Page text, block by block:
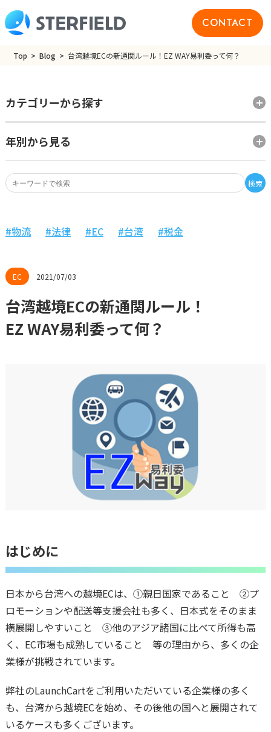
CONTACT
Top Blog 台湾越境ECの新通関ルール！EZ WAY易利委って何？
検索
カテゴリーから探す
年別から見る
2021/07/03
物流 法律 EC 台湾 税金
台湾越境ECの新通関ルール！
EZ WAY易利委って何？
はじめに
日本から台湾への越境ECは、①親日国家であること ②プ
ロモーションや配送等支援会社も多く、日本式をそのまま
横展開しやすいこと ③他のアジア諸国に比べて所得も高
く、EC市場も成熟していること 等の理由から、多くの企
業様が挑戦されています。
弊社のLaunchCartをご利用いただいている企業様の多く
も、台湾から越境ECを始め、その後他の国へと展開されて
いるケースも多くございます。